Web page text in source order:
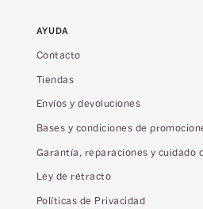
AYUDA
Contacto
Tiendas
Envíos y devoluciones
Bases y condiciones de
Garantía, reparaciones y cuidado
Ley de retracto
Políticas de Privacidad